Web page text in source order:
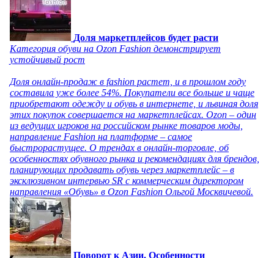
Доля маркетплейсов будет расти
Категория обуви на Ozon Fashion демонстрирует
устойчивый рост
Доля онлайн-продаж в fashion растет, и в прошлом году
составила уже более 54%. Покупатели все больше и чаще
приобретают одежду и обувь в интернете, и львиная доля
этих покупок совершается на маркетплейсах. Ozon – один
из ведущих игроков на российском рынке товаров моды,
направление Fashion на платформе – самое
быстрорастущее. О трендах в онлайн-торговле, об
особенностях обувного рынка и рекомендациях для брендов,
планирующих продавать обувь через маркетплейс – в
эксклюзивном интервью SR с коммерческим директором
направления «Обувь» в Ozon Fashion Ольгой Москвичевой.
Поворот к Азии. Особенности